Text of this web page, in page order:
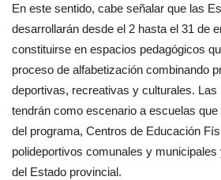
En este sentido, cabe señalar que las
desarrollarán desde el 2 hasta el 31 de
constituirse en espacios pedagógicos
proceso de alfabetización combinando
deportivas, recreativas y culturales. Las
tendrán como escenario a escuelas
del programa, Centros de Educación
polideportivos comunales y
del Estado provincial.